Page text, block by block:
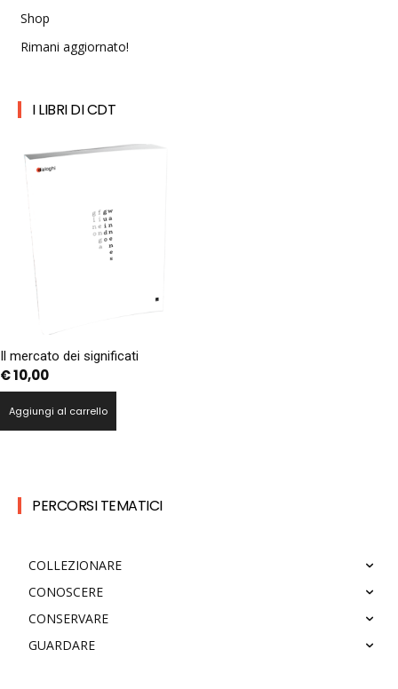
Shop
Rimani aggiornato!
I LIBRI DI CDT
Il mercato dei significati
€10,00
Aggiungi al carrello
PERCORSI TEMATICI
COLLEZIONARE
CONOSCERE
CONSERVARE
GUARDARE